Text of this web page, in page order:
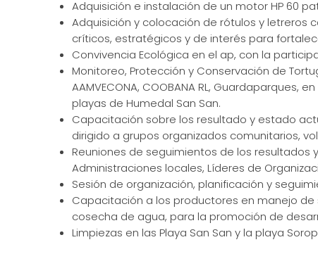
Adquisición e instalación de un motor HP 60
Adquisición y colocación de rótulos y letreros
críticos, estratégicos y de interés para
Convivencia Ecológica en el ap, con la
Monitoreo, Protección y Conservación de
AAMVECONA, COOBANA RL,
playas de Humedal San San.
Capacitación sobre los resultado y estado
dirigido a grupos organizados comunitarios,
Reuniones de seguimientos de los resultados
Administraciones locales, Líderes de
Sesión de organización, planificación y
Capacitación a los productores en manejo
cosecha de agua, para la promoción de
Limpiezas en las Playa San San y la playa